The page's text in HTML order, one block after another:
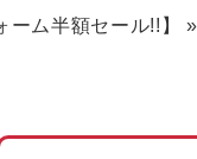
ム半額セール!!】 »